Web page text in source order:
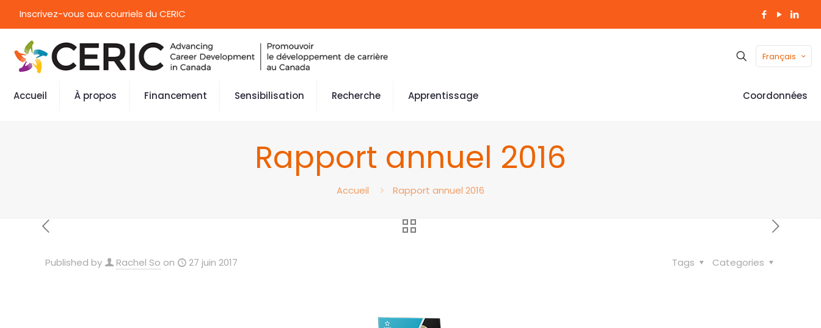
Inscrivez-vous aux courriels du CERIC
Français
Accueil À propos Financement Sensibilisation Recherche Apprentissage Coordonnées
Rapport annuel 2016
Accueil Rapport annuel 2016
Published by Rachel So on 27 juin 2017 Categories
Tags